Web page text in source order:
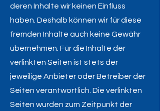
deren Inhalte wir keinen Einfluss
haben. Deshalb können wir für diese
fremden Inhalte auch keine Gewähr
übernehmen. Für die Inhalte der
verlinkten Seiten ist stets der
jeweilige Anbieter oder Betreiber der
Seiten verantwortlich. Die verlinkten
Seiten wurden zum Zeitpunkt der